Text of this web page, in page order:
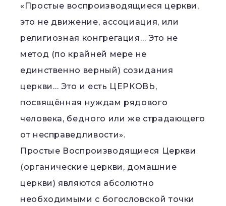
«Простые воспроизводящиеся церкви,
это не движение, ассоциация, или
религиозная конгрегация… Это не
метод (по крайней мере не
единственно верный) созидания
церкви… Это и есть ЦЕРКОВЬ,
посвящённая нуждам рядового
человека, бедного или же страдающего
от несправедливости».
Простые Воспроизводящиеся Церкви
(органические церкви, домашние
церкви) являются абсолютно
необходимыми с богословской точки